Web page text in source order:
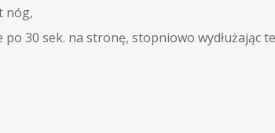
nóg,
30 sek. na stronę, stopniowo wydłużając